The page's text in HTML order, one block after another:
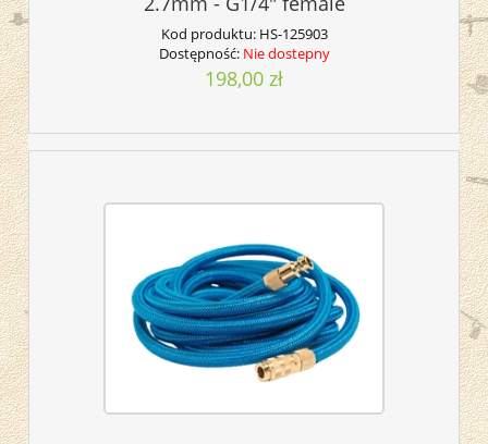
Kod produktu: HS-125903
Dostępność: Nie dostepny
198,00 zł